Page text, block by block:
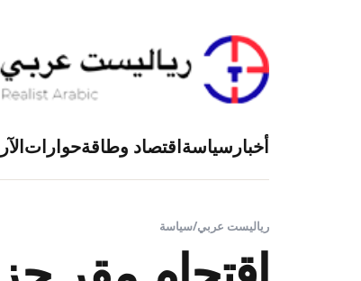
أخبار سياسةاقتصاد وطاقةحوارات
رياليست عربي/سياسة